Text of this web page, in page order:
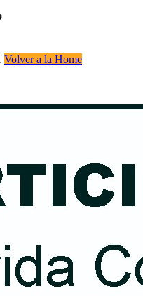
Volver a la Home